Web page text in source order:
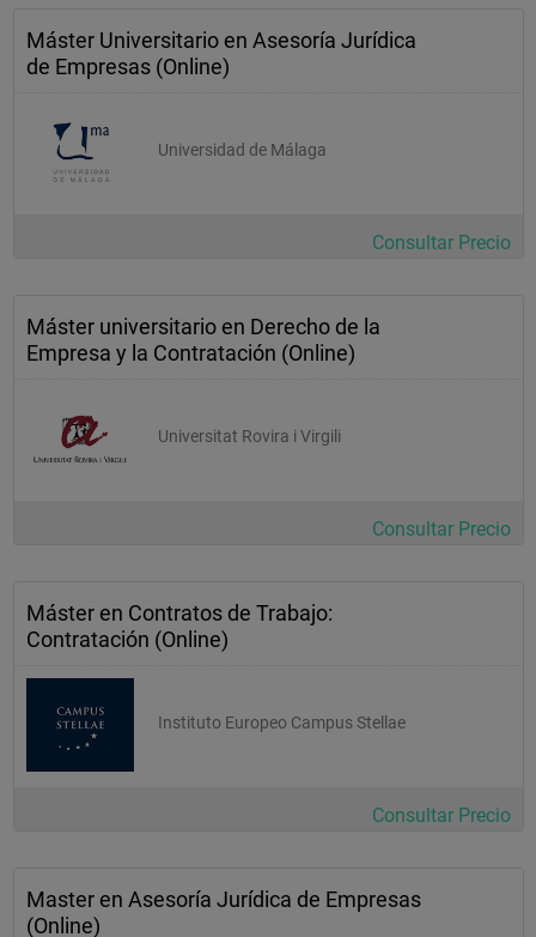
Máster Universitario en Asesoría Jurídica
de Empresas (Online)
Universidad de Málaga
Consultar Precio
Máster universitario en Derecho de la
Empresa y la Contratación (Online)
Universitat Rovira i Virgili
Consultar Precio
Máster en Contratos de Trabajo:
Contratación (Online)
Instituto Europeo Campus Stellae
Consultar Precio
Master en Asesoría Jurídica de Empresas
(Online)